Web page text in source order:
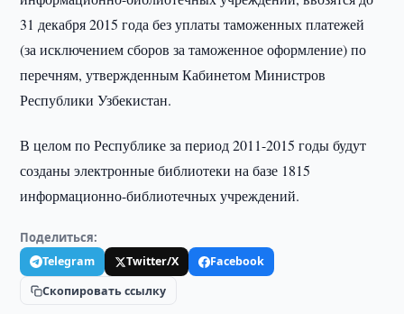
31 декабря 2015 года без уплаты таможенных платежей
(за исключением сборов за таможенное оформление) по
перечням, утвержденным Кабинетом Министров
Республики Узбекистан.
В целом по Республике за период 2011-2015 годы будут
созданы электронные библиотеки на базе 1815
информационно-библиотечных учреждений.
Поделиться:
Telegram Twitter/X
Facebook
Скопировать ссылку